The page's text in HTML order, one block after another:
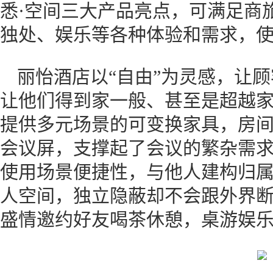
悉·空间三大产品亮点，可满足
独处、娱乐等各种体验和需求，
丽怡酒店以“自由”为灵感，让
让他们得到家一般、甚至是超越
提供多元场景的可变换家具，房
会议屏，支撑起了会议的繁杂需
使用场景便捷性，与他人建构归
人空间，独立隐蔽却不会跟外界
盛情邀约好友喝茶休憩，桌游娱